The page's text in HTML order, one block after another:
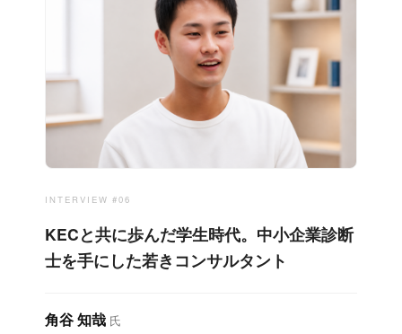
INTERVIEW #06
KECと共に歩んだ学生時代。中小企業診断
士を手にした若きコンサルタント
角谷 知哉 氏